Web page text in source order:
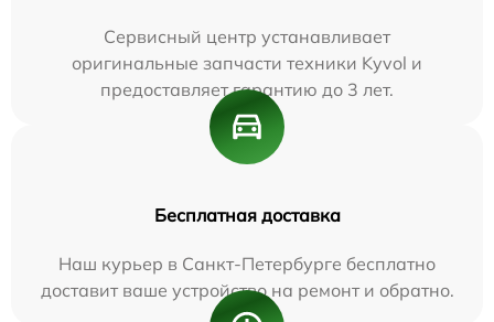
Сервисный центр устанавливает
оригинальные запчасти техники Kyvol и
предоставляет гарантию до 3 лет.
Бесплатная доставка
Наш курьер в Санкт-Петербурге бесплатно
доставит ваше устройство на ремонт и обратно.